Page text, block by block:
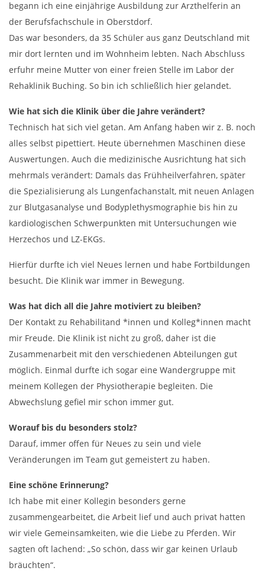
begann ich eine einjährige Ausbildung zur Arzthelferin an
der Berufsfachschule in Oberstdorf.
Das war besonders, da 35 Schüler aus ganz Deutschland mit
mir dort lernten und im Wohnheim lebten. Nach Abschluss
erfuhr meine Mutter von einer freien Stelle im Labor der
Rehaklinik Buching. So bin ich schließlich hier gelandet.
Wie hat sich die Klinik über die Jahre verändert?
Technisch hat sich viel getan. Am Anfang haben wir z. B. noch
alles selbst pipettiert. Heute übernehmen Maschinen diese
Auswertungen. Auch die medizinische Ausrichtung hat sich
mehrmals verändert: Damals das Frühheilverfahren, später
die Spezialisierung als Lungenfachanstalt, mit neuen Anlagen
zur Blutgasanalyse und Bodyplethysmographie bis hin zu
kardiologischen Schwerpunkten mit Untersuchungen wie
Herzechos und LZ-EKGs.
Hierfür durfte ich viel Neues lernen und habe Fortbildungen
besucht. Die Klinik war immer in Bewegung.
Was hat dich all die Jahre motiviert zu bleiben?
Der Kontakt zu Rehabilitand *innen und Kolleg*innen macht
mir Freude. Die Klinik ist nicht zu groß, daher ist die
Zusammenarbeit mit den verschiedenen Abteilungen gut
möglich. Einmal durfte ich sogar eine Wandergruppe mit
meinem Kollegen der Physiotherapie begleiten. Die
Abwechslung gefiel mir schon immer gut.
Worauf bis du besonders stolz?
Darauf, immer offen für Neues zu sein und viele
Veränderungen im Team gut gemeistert zu haben.
Eine schöne Erinnerung?
Ich habe mit einer Kollegin besonders gerne
zusammengearbeitet, die Arbeit lief und auch privat hatten
wir viele Gemeinsamkeiten, wie die Liebe zu Pferden. Wir
sagten oft lachend: „So schön, dass wir gar keinen Urlaub
bräuchten“.